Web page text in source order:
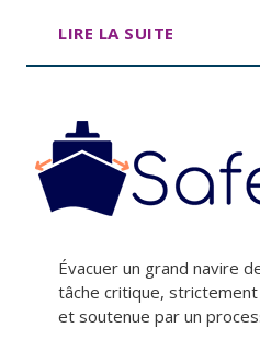
LIRE LA SUITE
Évacuer un grand navire
tâche critique,
et soutenue par un